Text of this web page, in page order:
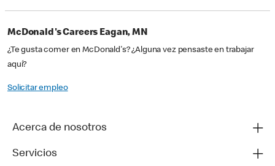
McDonald's Careers Eagan, MN
¿Te gusta comer en McDonald's? ¿Alguna vez pensaste en trabajar
aquí?
Solicitar empleo
Acerca de nosotros
Servicios